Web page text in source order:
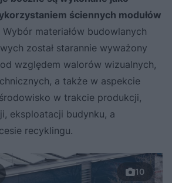
ściennych modułów
Wybór materiałów budowlanych
został starannie wyważony
względem walorów wizualnych,
a także w aspekcie
w trakcie produkcji,
eksploatacji budynku, a
recyklingu.
10